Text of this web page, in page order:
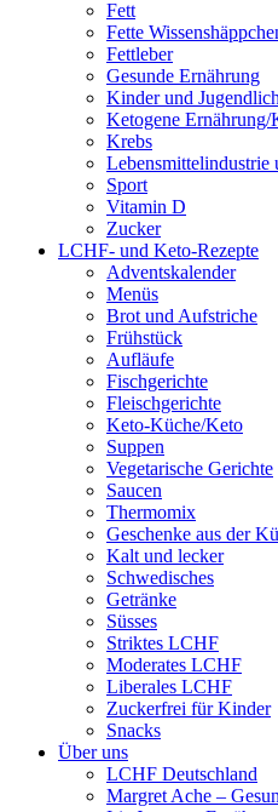
Fett
Fette
Fettleber
Gesunde Ernährung
Kinder und
Ketogene Ernährung/
Krebs
Lebensmittelindustrie
Sport
Vitamin D
Zucker
LCHF- und Keto-Rezepte
Adventskalender
Menüs
Brot und Aufstriche
Frühstück
Aufläufe
Fischgerichte
Fleischgerichte
Keto-Küche/Keto
Suppen
Vegetarische Gerichte
Saucen
Thermomix
Geschenke aus der
Kalt und lecker
Schwedisches
Getränke
Süsses
Striktes LCHF
Moderates LCHF
Liberales LCHF
Zuckerfrei für Kinder
Snacks
Über uns
LCHF Deutschland
Margret Ache –